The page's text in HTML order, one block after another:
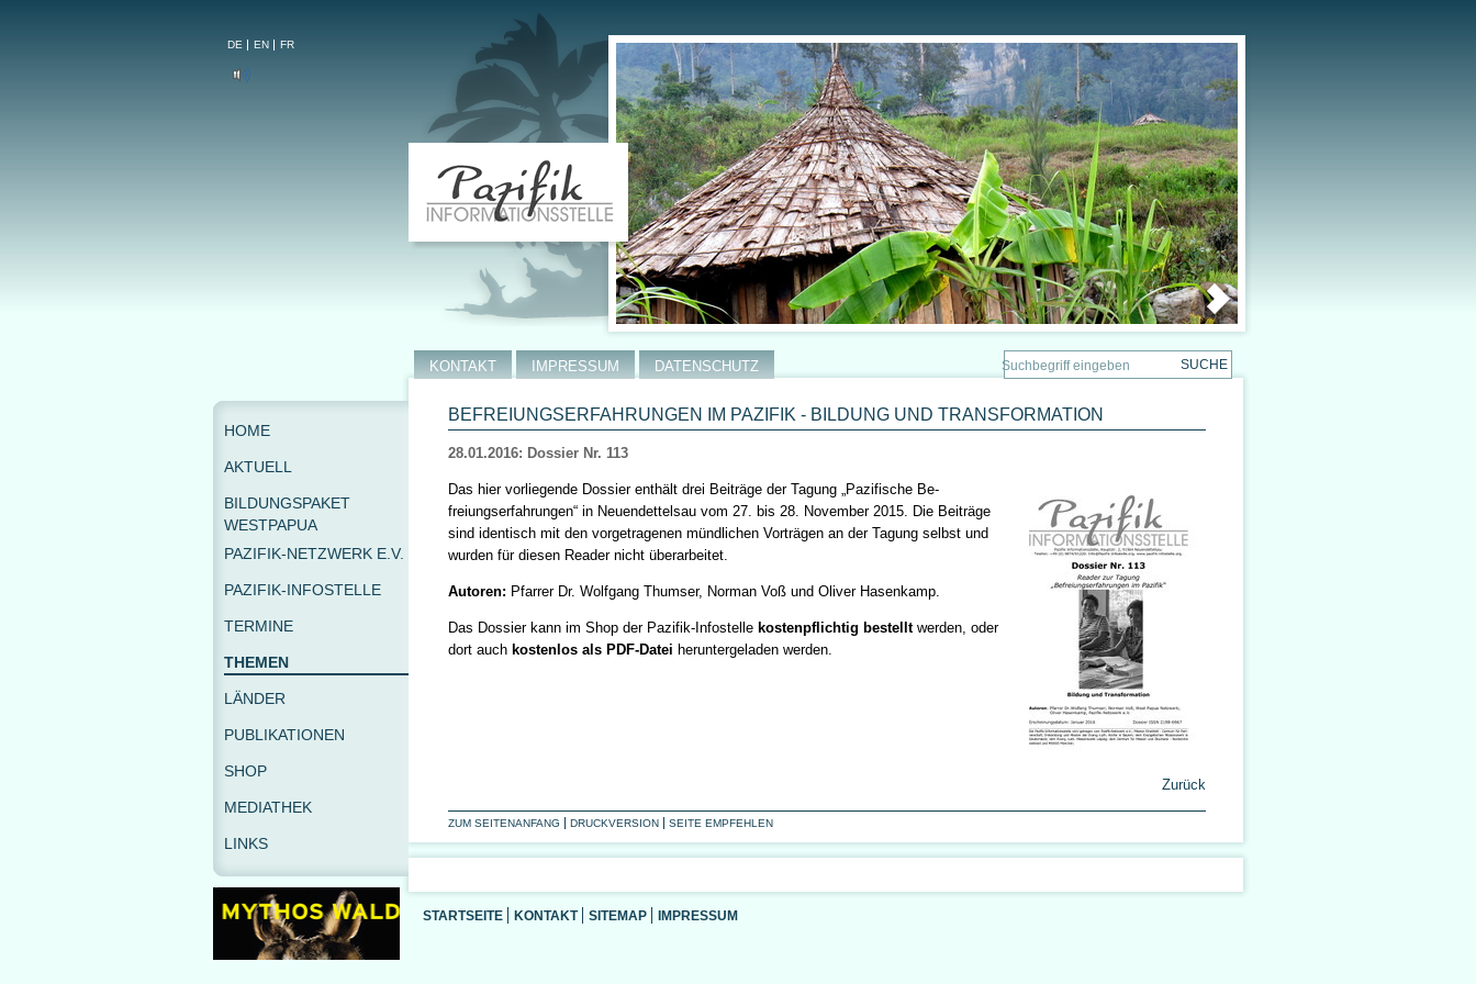
DE EN FR
BEFREIUNGSERFAHRUNGEN IM PAZIFIK - BILDUNG UND TRANSFORMATION
28.01.2016: Dossier Nr. 113
Das hier vorliegende Dossier enthält drei Beiträge der Tagung „Pazifische Be-
freiungserfahrungen“ in Neuendettelsau vom 27. bis 28. November 2015. Die Beiträge
sind identisch mit den vorgetragenen mündlichen Vorträgen an der Tagung selbst und
wurden für diesen Reader nicht überarbeitet.
Autoren: Pfarrer Dr. Wolfgang Thumser, Norman Voß und Oliver Hasenkamp.
Das Dossier kann im Shop der Pazifik-Infostelle kostenpflichtig bestellt werden, oder
dort auch kostenlos als PDF-Datei heruntergeladen werden.
Zurück
ZUM SEITENANFANG DRUCKVERSION SEITE EMPFEHLEN
STARTSEITE KONTAKT SITEMAP IMPRESSUM
KONTAKT IMPRESSUM DATENSCHUTZ
HOME
AKTUELL
BILDUNGSPAKET
WESTPAPUA
PAZIFIK-NETZWERK E.V.
PAZIFIK-INFOSTELLE
TERMINE
THEMEN
LÄNDER
PUBLIKATIONEN
SHOP
MEDIATHEK
LINKS